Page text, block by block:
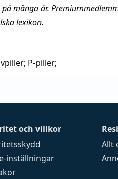
många år.
lexikon.
P-piller;
och villkor
inställningar
Allt